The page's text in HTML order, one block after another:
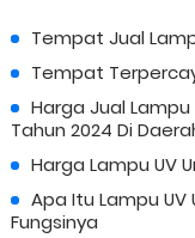
Tempat Jual
Tempat
Harga Jual Lampu
Tahun 2024 Di
Harga Lampu UV
Apa Itu Lampu
Fungsinya